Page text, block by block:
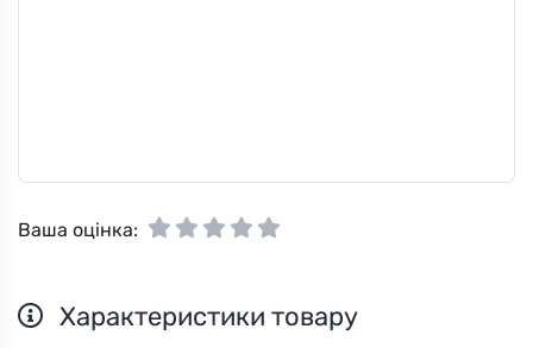
Ваша оцінка:
Характеристики товару